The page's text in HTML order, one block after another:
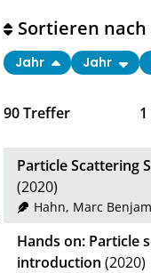
90Treffer 1
Sortieren nach
Jahr Jahr
Particle Scattering
(2020)
Hahn, Marc
Hands on: Particle
introduction (2020)